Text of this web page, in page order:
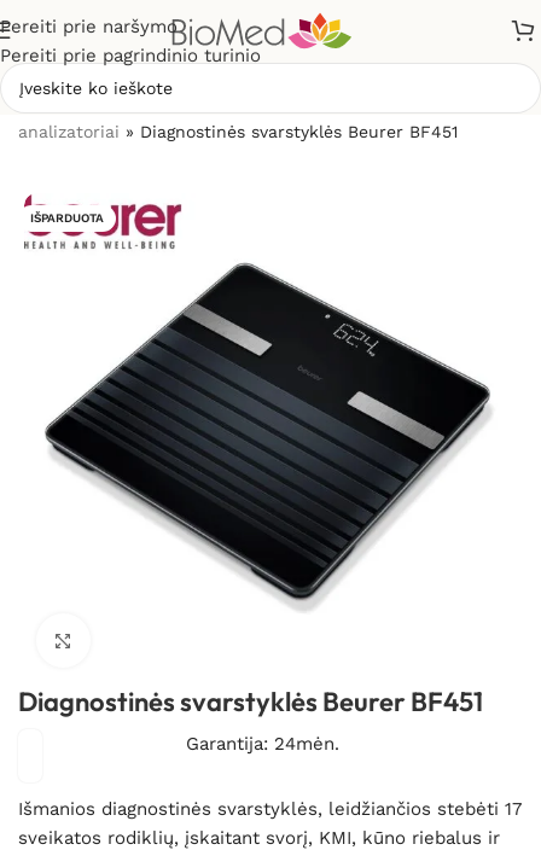
Pereiti prie naršymo
Pereiti prie pagrindinio turinio
analizatoriai » Diagnostinės svarstyklės Beurer BF451
IŠPARDUOTA
Diagnostinės svarstyklės Beurer BF451
Garantija: 24mėn.
Išmanios diagnostinės svarstyklės, leidžiančios stebėti 17
sveikatos rodiklių, įskaitant svorį, KMI, kūno riebalus ir